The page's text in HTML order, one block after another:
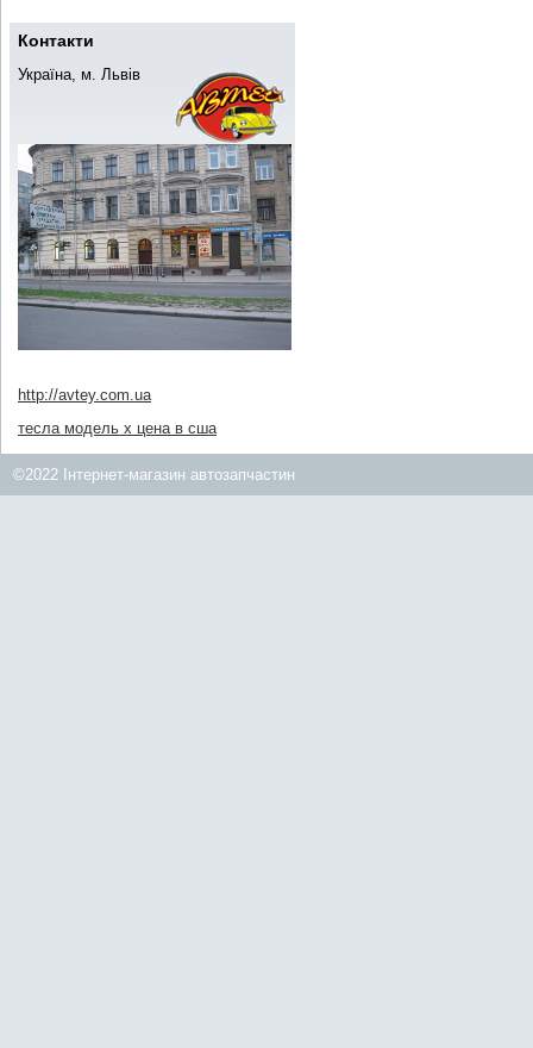
Контакти
Україна, м. Львів
http://avtey.com.ua
тесла модель х цена в сша
©2022 Інтернет-магазин автозапчастин